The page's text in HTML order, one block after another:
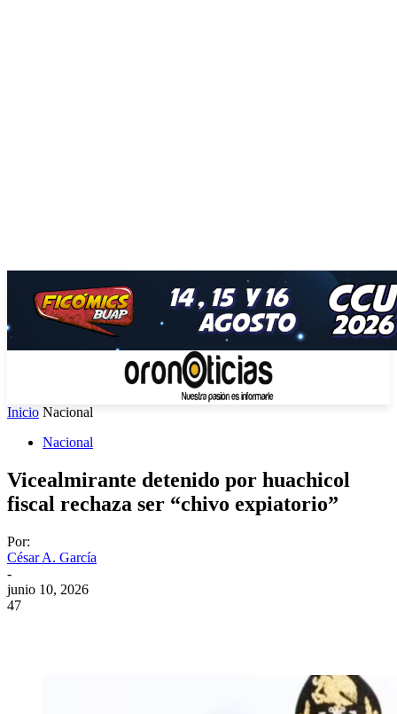
Inicio Nacional
Nacional
Vicealmirante detenido por huachicol
fiscal rechaza ser “chivo expiatorio”
Por:
César A. García
-
junio 10, 2026
47